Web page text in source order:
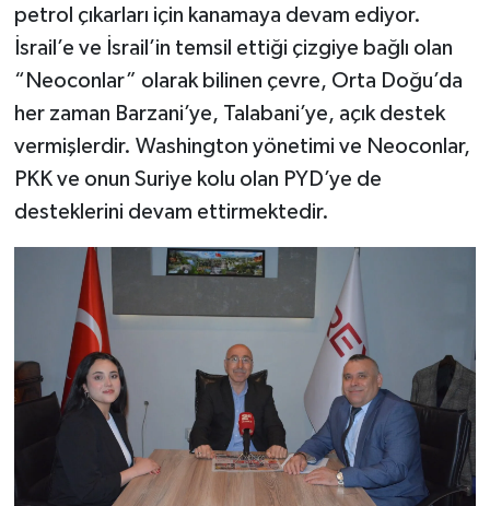
petrol çıkarları için kanamaya devam ediyor.
İsrail’e ve İsrail’in temsil ettiği çizgiye bağlı olan
“Neoconlar” olarak bilinen çevre, Orta Doğu’da
her zaman Barzani’ye, Talabani’ye, açık destek
vermişlerdir. Washington yönetimi ve Neoconlar,
PKK ve onun Suriye kolu olan PYD’ye de
desteklerini devam ettirmektedir.